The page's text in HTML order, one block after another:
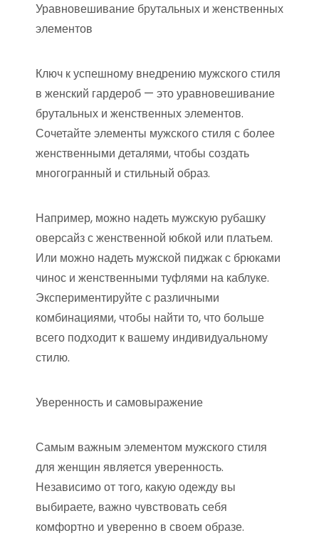
Уравновешивание брутальных и женственных
элементов
Ключ к успешному внедрению мужского стиля
в женский гардероб — это уравновешивание
брутальных и женственных элементов.
Сочетайте элементы мужского стиля с более
женственными деталями, чтобы создать
многогранный и стильный образ.
Например, можно надеть мужскую рубашку
оверсайз с женственной юбкой или платьем.
Или можно надеть мужской пиджак с брюками
чинос и женственными туфлями на каблуке.
Экспериментируйте с различными
комбинациями, чтобы найти то, что больше
всего подходит к вашему индивидуальному
стилю.
Уверенность и самовыражение
Самым важным элементом мужского стиля
для женщин является уверенность.
Независимо от того, какую одежду вы
выбираете, важно чувствовать себя
комфортно и уверенно в своем образе.